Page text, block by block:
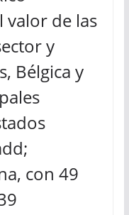
valor de las
y
Bélgica y
con 49